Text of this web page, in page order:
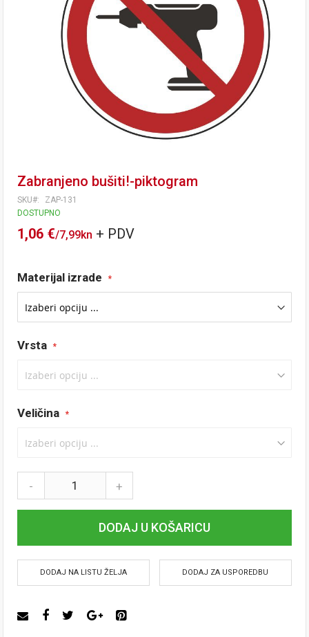
Zabranjeno bušiti!-piktogram
SKU
ZAP-131
DOSTUPNO
1,06 €/7,99kn
Materijal izrade
Vrsta
Veličina
- +
DODAJ U KOŠARICU
DODAJ NA LISTU ŽELJA DODAJ ZA USPOREDBU